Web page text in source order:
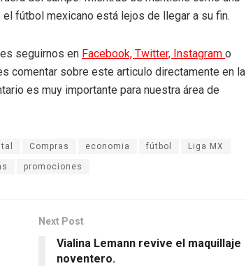
fútbol mexicano está lejos de llegar a su fin.
seguirnos en Facebook, Twitter, Instagram o
comentar sobre este articulo directamente en la
es muy importante para nuestra área de
Compras economia fútbol Liga MX
promociones
Next Post
Vialina Lemann revive el maquillaje
noventero.